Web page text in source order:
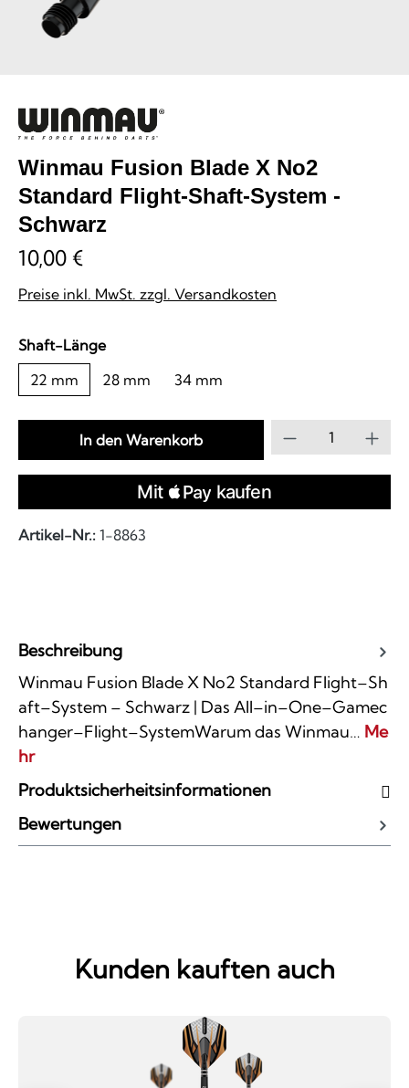
Winmau Fusion Blade X No2
Standard Flight-Shaft-System -
Schwarz
10,00 €
Preise inkl. MwSt. zzgl. Versandkosten
Shaft-Längeauswählen
22 mm
28 mm 34 mm
Produkt
In den Warenkorb
Artikel-Nr.: 1-8863
Beschreibung
Winmau Fusion Blade X No2 Standard Flight–Sh
aft–System – Schwarz | Das All–in–One–Gamec
hanger–Flight–SystemWarum das Winmau… Me
hr
Produktsicherheitsinformationen
Bewertungen
Kunden kauften auch